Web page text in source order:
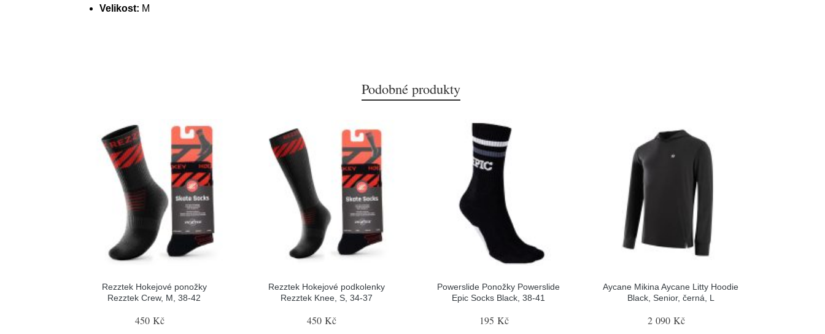
Velikost: M
Podobné produkty
Rezztek Hokejové ponožky
Rezztek Crew, M, 38-42
450 Kč
Rezztek Hokejové podkolenky
Rezztek Knee, S, 34-37
450 Kč
Powerslide Ponožky Powerslide
Epic Socks Black, 38-41
195 Kč
Aycane Mikina Aycane Litty Hoodie
Black, Senior, černá, L
2 090 Kč